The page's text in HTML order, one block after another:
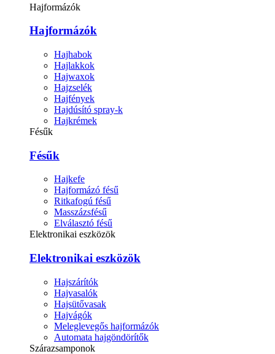
Hajformázók
Hajformázók
Hajhabok
Hajlakkok
Hajwaxok
Hajzselék
Hajfények
Hajdúsító spray-k
Hajkrémek
Fésűk
Fésűk
Hajkefe
Hajformázó fésű
Ritkafogú fésű
Masszázsfésű
Elválasztó fésű
Elektronikai eszközök
Elektronikai eszközök
Hajszárítók
Hajvasalók
Hajsütővasak
Hajvágók
Meleglevegős hajformázók
Automata hajgöndörítők
Szárazsamponok